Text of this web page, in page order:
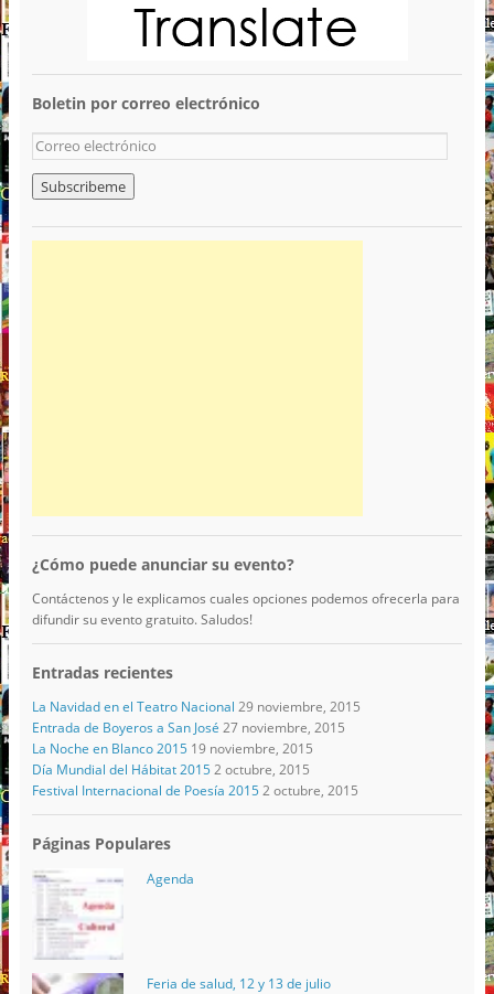
Boletin por correo electrónico
¿Cómo puede anunciar su evento?
Contáctenos y le explicamos cuales opciones podemos ofrecerla para
difundir su evento gratuito. Saludos!
Entradas recientes
La Navidad en el Teatro Nacional 29 noviembre, 2015
Entrada de Boyeros a San José 27 noviembre, 2015
La Noche en Blanco 2015 19 noviembre, 2015
Día Mundial del Hábitat 2015 2 octubre, 2015
Festival Internacional de Poesía 2015 2 octubre, 2015
Páginas Populares
Agenda
Feria de salud, 12 y 13 de julio